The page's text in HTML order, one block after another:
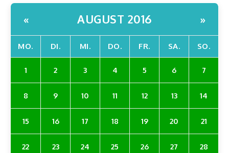
« AUGUST 2016 »
MO. DI. MI. DO. FR. SA. SO.
1 2 3 4 5 6 7
8 9 10 11 12 13 14
15 16 17 18 19 20 21
22 23 24 25 26 27 28